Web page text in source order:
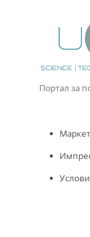
Портал за